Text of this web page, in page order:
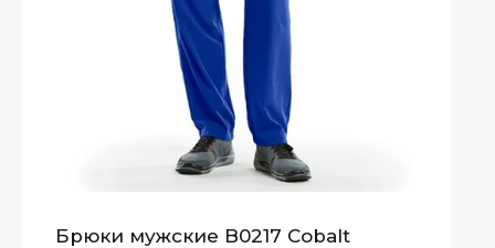
Брюки мужские B0217 Cobalt